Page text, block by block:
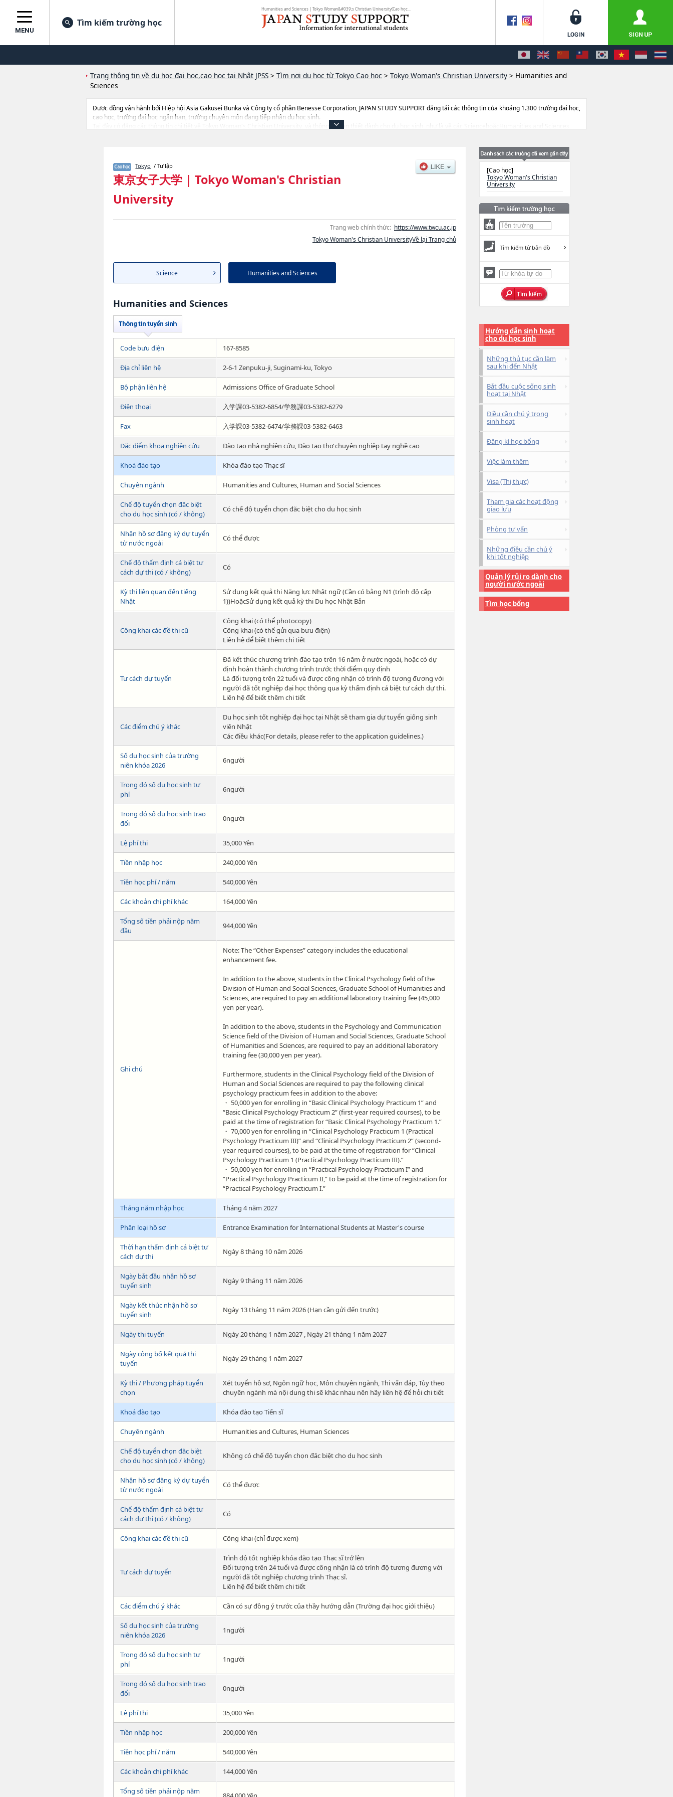
Humanities and Sciences | Tokyo Woman&#039;s Christian University(Cao học...
MENU
Tìm kiếm trường học
Trang thông tin về du học đại học,cao học tại Nhật JPSS > Tìm nơi du học từ Tokyo Cao học > Tokyo Woman's Christian University > Humanities and
Sciences
Được đồng vận hành bởi Hiệp hội Asia Gakusei Bunka và Công ty cổ phần Benesse Corporation, JAPAN STUDY SUPPORT đăng tải các thông tin của khoảng 1.300 trường đại học,
cao học, trường đại học ngắn hạn, trường chuyên môn đang tiếp nhận du học sinh.
Tại đây có đăng các thông tin chi tiết về Tokyo Woman's Christian University, và thông tin cần thiết dành cho du học sinh, như là về các SciencehoặcHumanities and Sciences,
Tokyo / Tư lập
東京女子大学 | Tokyo Woman's Christian
University
Trang web chính thức: https://www.twcu.ac.jp
Tokyo Woman's Christian UniversityVề lại Trang chủ
Science Humanities and Sciences
Humanities and Sciences
Code bưu điện 167-8585
Địa chỉ liên hệ 2-6-1 Zenpuku-ji, Suginami-ku, Tokyo
Bộ phận liên hệ Admissions Office of Graduate School
Điện thoại 入学課03-5382-6854/学務課03-5382-6279
Fax 入学課03-5382-6474/学務課03-5382-6463
Đặc điểm khoa nghiên cứu Đào tạo nhà nghiên cứu, Đào tạo thợ chuyên nghiệp tay nghề cao
Khoá đào tạo Khóa đào tạo Thạc sĩ
Chuyên ngành Humanities and Cultures, Human and Social Sciences
Chế độ tuyển chọn đăc biệt
cho du học sinh (có / không)
Có chế độ tuyển chọn đăc biệt cho du học sinh
Nhận hồ sơ đăng ký dự tuyển
từ nước ngoài
Có thể được
Chế độ thẩm định cá biệt tư
cách dự thi (có / không)
Có
Kỳ thi liên quan đến tiếng
Nhật
Sử dụng kết quả thi Năng lực Nhật ngữ (Cần có bằng N1 (trình độ cấp
1))HoặcSử dụng kết quả kỳ thi Du học Nhật Bản
Công khai các đề thi cũ
Công khai (có thể photocopy)
Công khai (có thể gửi qua bưu điện)
Liên hệ để biết thêm chi tiết
Tư cách dự tuyển
Đã kết thúc chương trình đào tạo trên 16 năm ở nước ngoài, hoặc có dự
định hoàn thành chương trình trước thời điểm quy định
Là đối tượng trên 22 tuổi và được công nhận có trình độ tương đương với
người đã tốt nghiệp đại học thông qua kỳ thẩm định cá biệt tư cách dự thi.
Liên hệ để biết thêm chi tiết
Các điểm chú ý khác
Du học sinh tốt nghiệp đại học tại Nhật sẽ tham gia dự tuyển giống sinh
viên Nhật
Các điều khác(For details, please refer to the application guidelines.)
Số du học sinh của trường
niên khóa 2026
6người
Trong đó số du học sinh tư
phí
6người
Trong đó số du học sinh trao
đổi
0người
Lệ phí thi 35,000 Yên
Tiền nhập học 240,000 Yên
Tiền học phí / năm 540,000 Yên
Các khoản chi phí khác 164,000 Yên
Tổng số tiền phải nộp năm
đầu
944,000 Yên
Ghi chú
Note: The “Other Expenses” category includes the educational
enhancement fee.
In addition to the above, students in the Clinical Psychology field of the
Division of Human and Social Sciences, Graduate School of Humanities and
Sciences, are required to pay an additional laboratory training fee (45,000
yen per year).
In addition to the above, students in the Psychology and Communication
Science field of the Division of Human and Social Sciences, Graduate School
of Humanities and Sciences, are required to pay an additional laboratory
training fee (30,000 yen per year).
Furthermore, students in the Clinical Psychology field of the Division of
Human and Social Sciences are required to pay the following clinical
psychology practicum fees in addition to the above:
・ 50,000 yen for enrolling in “Basic Clinical Psychology Practicum 1” and
“Basic Clinical Psychology Practicum 2” (first-year required courses), to be
paid at the time of registration for “Basic Clinical Psychology Practicum 1.”
・ 70,000 yen for enrolling in “Clinical Psychology Practicum 1 (Practical
Psychology Practicum III)” and “Clinical Psychology Practicum 2” (second-
year required courses), to be paid at the time of registration for “Clinical
Psychology Practicum 1 (Practical Psychology Practicum III).”
・ 50,000 yen for enrolling in “Practical Psychology Practicum I” and
“Practical Psychology Practicum II,” to be paid at the time of registration for
“Practical Psychology Practicum I.”
Tháng năm nhập học Tháng 4 năm 2027
Phân loại hồ sơ Entrance Examination for International Students at Master's course
Thời hạn thẩm định cá biệt tư
cách dự thi
Ngày 8 tháng 10 năm 2026
Ngày bắt đầu nhận hồ sơ
tuyển sinh
Ngày 9 tháng 11 năm 2026
Ngày kết thúc nhận hồ sơ
tuyển sinh
Ngày 13 tháng 11 năm 2026 (Hạn cần gửi đến trước)
Ngày thi tuyển Ngày 20 tháng 1 năm 2027 , Ngày 21 tháng 1 năm 2027
Ngày công bố kết quả thi
tuyển
Ngày 29 tháng 1 năm 2027
Kỳ thi / Phương pháp tuyển
chọn
Xét tuyển hồ sơ, Ngôn ngữ học, Môn chuyên ngành, Thi vấn đáp, Tùy theo
chuyên ngành mà nội dung thi sẽ khác nhau nên hãy liên hệ để hỏi chi tiết
Khoá đào tạo Khóa đào tạo Tiến sĩ
Chuyên ngành Humanities and Cultures, Human Sciences
Chế độ tuyển chọn đăc biệt
cho du học sinh (có / không)
Không có chế độ tuyển chọn đăc biệt cho du học sinh
Nhận hồ sơ đăng ký dự tuyển
từ nước ngoài
Có thể được
Chế độ thẩm định cá biệt tư
cách dự thi (có / không)
Có
Công khai các đề thi cũ Công khai (chỉ được xem)
Tư cách dự tuyển
Trình độ tốt nghiệp khóa đào tạo Thạc sĩ trở lên
Đối tượng trên 24 tuổi và được công nhận là có trình độ tương đương với
người đã tốt nghiệp chương trình Thạc sĩ.
Liên hệ để biết thêm chi tiết
Các điểm chú ý khác Cần có sự đồng ý trước của thầy hướng dẫn (Trường đại học giới thiệu)
Số du học sinh của trường
niên khóa 2026
1người
Trong đó số du học sinh tư
phí
1người
Trong đó số du học sinh trao
đổi
0người
Lệ phí thi 35,000 Yên
Tiền nhập học 200,000 Yên
Tiền học phí / năm 540,000 Yên
Các khoản chi phí khác 144,000 Yên
Tổng số tiền phải nộp năm
[Cao học]
Tokyo Woman's Christian
University
Tìm kiếm từ bản đồ
Hướng dẫn sinh hoạt
cho du học sinh
Những thủ tục cần làm
sau khi đến Nhật
Bắt đầu cuộc sống sinh
hoạt tại Nhật
Điều cần chú ý trong
sinh hoạt
Đăng kí học bổng
Việc làm thêm
Visa (Thị thực)
Tham gia các hoạt động
giao lưu
Phòng tư vấn
Những điều cần chú ý
khi tốt nghiệp
Quản lý rủi ro dành cho
người nước ngoài
Tìm học bổng